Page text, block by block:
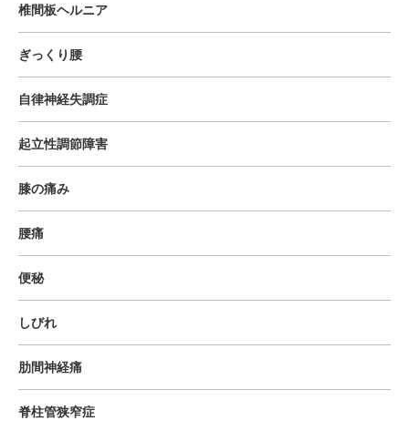
椎間板ヘルニア
ぎっくり腰
自律神経失調症
起立性調節障害
膝の痛み
腰痛
便秘
しびれ
肋間神経痛
脊柱管狭窄症